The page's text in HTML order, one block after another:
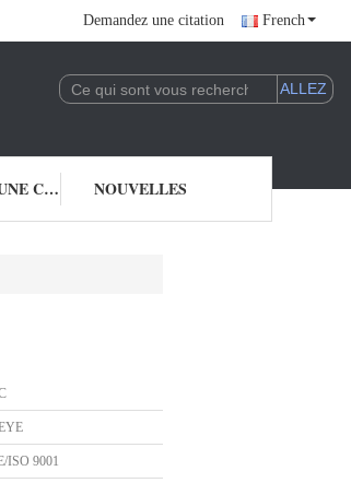
Demandez une citation French
DE LA TECHNOLOGIE DE L'IA.NOUS
DEMANDEZ UNE CITATION NOUVELLES
ISO 9001